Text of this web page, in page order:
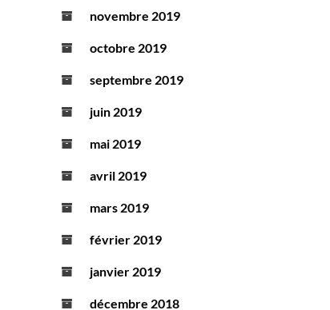
novembre 2019
octobre 2019
septembre 2019
juin 2019
mai 2019
avril 2019
mars 2019
février 2019
janvier 2019
décembre 2018